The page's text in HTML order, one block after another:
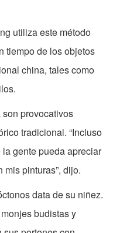
utiliza este método
tiempo de los objetos
china, tales como
provocativos
tradicional. “Incluso
gente pueda apreciar
pinturas”, dijo.
data de su niñez.
budistas y